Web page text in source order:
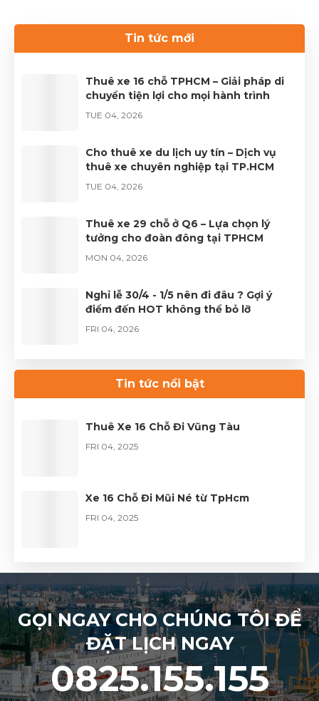
dịch vụ thuê xe uy tín, hãy liên hệ với Thuê xe Phong
Cảnh để được phục vụ tốt nhất.Liên hệ 0899 78
Tin tức mới
Thuê xe 16 chỗ TPHCM – Giải pháp di
chuyển tiện lợi cho mọi hành trình
TUE 04, 2026
Cho thuê xe du lịch uy tín – Dịch vụ
thuê xe chuyên nghiệp tại TP.HCM
TUE 04, 2026
Thuê xe 29 chỗ ở Q6 – Lựa chọn lý
tưởng cho đoàn đông tại TPHCM
MON 04, 2026
Nghỉ lễ 30/4 - 1/5 nên đi đâu ? Gợi ý
điểm đến HOT không thể bỏ lỡ
FRI 04, 2026
– Hành trình đầy trọn vẹn
FRI 04, 2026
Tin tức nổi bật
Thuê Xe 16 Chỗ Đi Vũng Tàu
FRI 04, 2025
Xe 16 Chỗ Đi Mũi Né từ TpHcm
FRI 04, 2025
GỌI NGAY CHO CHÚNG TÔI ĐỂ
ĐẶT LỊCH NGAY
0825.155.155